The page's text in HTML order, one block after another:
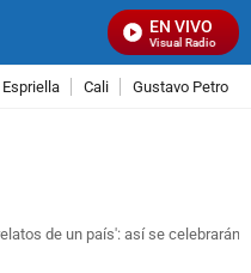
EN VIVO
Señal Visual Radio
Cali Gustavo Petro
de un país': así se celebrarán